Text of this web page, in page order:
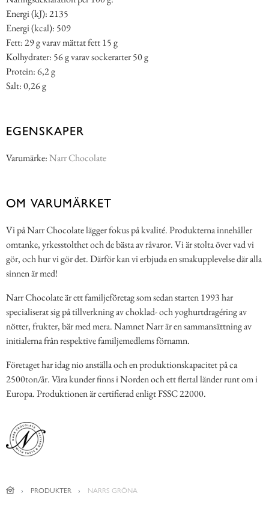
Energi (kJ): 2135
Energi (kcal): 509
Fett: 29 g varav mättat fett 15 g
Kolhydrater: 56 g varav sockerarter 50 g
Protein: 6,2 g
Salt: 0,26 g
EGENSKAPER
Varumärke:Narr Chocolate
OM VARUMÄRKET
Vi på Narr Chocolate lägger fokus på kvalité. Produkterna innehåller
omtanke, yrkesstolthet och de bästa av råvaror. Vi är stolta över vad vi
gör, och hur vi gör det. Därför kan vi erbjuda en smakupplevelse där alla
sinnen är med!
Narr Chocolate är ett familjeföretag som sedan starten 1993 har
specialiserat sig på tillverkning av choklad- och yoghurtdragéring av
nötter, frukter, bär med mera. Namnet Narr är en sammansättning av
initialerna från respektive familjemedlems förnamn.
Företaget har idag nio anställa och en produktionskapacitet på ca
2500ton/år. Våra kunder finns i Norden och ett flertal länder runt om i
Europa. Produktionen är certifierad enligt FSSC 22000.
PRODUKTER NARRS GRÖNA